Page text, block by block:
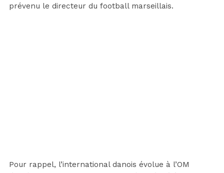
prévenu le directeur du football marseillais.
Pour rappel, l’international danois évolue à l’OM